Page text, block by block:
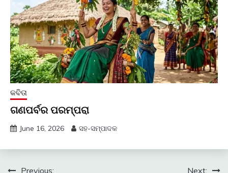
କବିତା
ଗଣପର୍ବର ପରମ୍ପରା
June 16, 2026 ସହ-ସମ୍ପାଦକ
Previous:
Next: